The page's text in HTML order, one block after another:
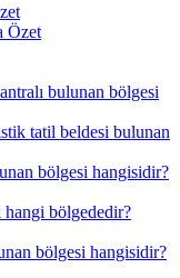
Özet
bulunan bölgesi
tatil beldesi bulunan
bölgesi hangisidir?
bölgededir?
bölgesi hangisidir?